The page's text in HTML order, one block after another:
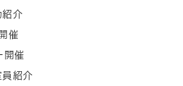
紹介
催
開催
紹介